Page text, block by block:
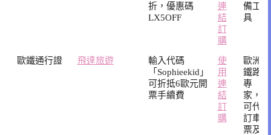
折，優惠碼
LX5OFF
連
結
訂
購
備工
具
歐鐵通行證 飛達旅遊
輸入代碼
「Sophieekid」
可折抵6歐元開
票手續費
使
用
連
結
訂
購
歐洲
鐵路
專
家，
可代
訂車
票及